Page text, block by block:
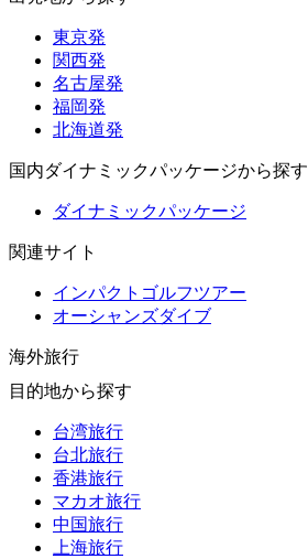
東京発
関西発
名古屋発
福岡発
北海道発
国内ダイナミックパッケージから探す
ダイナミックパッケージ
関連サイト
インパクトゴルフツアー
オーシャンズダイブ
海外旅行
目的地から探す
台湾旅行
台北旅行
香港旅行
マカオ旅行
中国旅行
上海旅行